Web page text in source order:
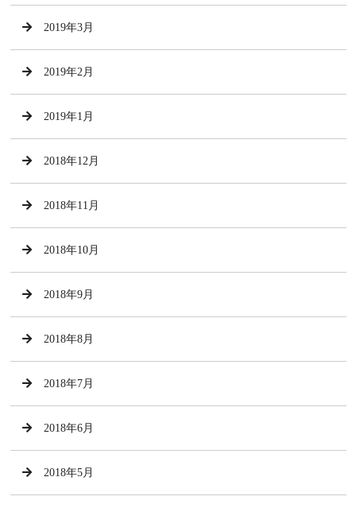
2019年3月
2019年2月
2019年1月
2018年12月
2018年11月
2018年10月
2018年9月
2018年8月
2018年7月
2018年6月
2018年5月